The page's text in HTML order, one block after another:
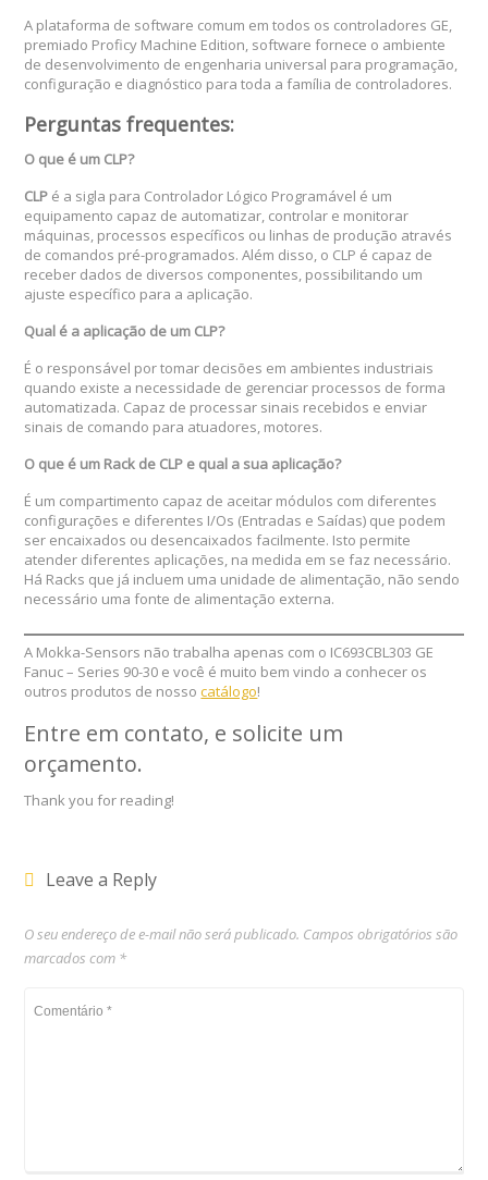
A plataforma de software comum em todos os controladores GE,
premiado Proficy Machine Edition, software fornece o ambiente
de desenvolvimento de engenharia universal para programação,
configuração e diagnóstico para toda a família de controladores.
Perguntas frequentes:
O que é um CLP?
CLP é a sigla para Controlador Lógico Programável é um
equipamento capaz de automatizar, controlar e monitorar
máquinas, processos específicos ou linhas de produção através
de comandos pré-programados. Além disso, o CLP é capaz de
receber dados de diversos componentes, possibilitando um
ajuste específico para a aplicação.
Qual é a aplicação de um CLP?
É o responsável por tomar decisões em ambientes industriais
quando existe a necessidade de gerenciar processos de forma
automatizada. Capaz de processar sinais recebidos e enviar
sinais de comando para atuadores, motores.
O que é um Rack de CLP e qual a sua aplicação?
É um compartimento capaz de aceitar módulos com diferentes
configurações e diferentes I/Os (Entradas e Saídas) que podem
ser encaixados ou desencaixados facilmente. Isto permite
atender diferentes aplicações, na medida em se faz necessário.
Há Racks que já incluem uma unidade de alimentação, não sendo
necessário uma fonte de alimentação externa.
A Mokka-Sensors não trabalha apenas com o IC693CBL303 GE
Fanuc – Series 90-30 e você é muito bem vindo a conhecer os
outros produtos de nossocatálogo!
Entre em contato, e solicite um
orçamento.
Thank you for reading!
Leave a Reply
O seu endereço de e-mail não será publicado. Campos obrigatórios são
marcados com *